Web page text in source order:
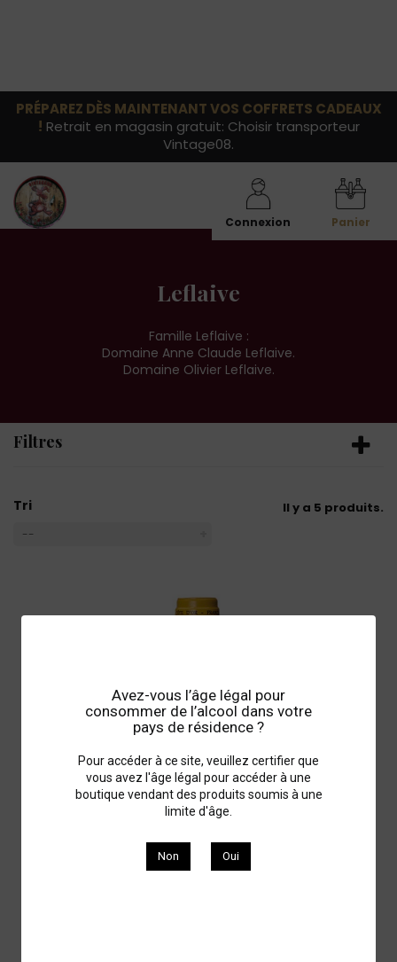
Avez-vous l’âge légal pour
consommer de l’alcool dans votre
pays de résidence ?
Pour accéder à ce site, veuillez certifier que
vous avez l'âge légal pour accéder à une
boutique vendant des produits soumis à une
limite d'âge.
Non Oui
PRÉPAREZ DÈS MAINTENANT VOS COFFRETS CADEAUX
! Retrait en magasin gratuit: Choisir transporteur
Vintage08.
Connexion Panier
Leflaive
Famille Leflaive :
Domaine Anne Claude Leflaive.
Domaine Olivier Leflaive.
Filtres
Tri
--
Il y a 5 produits.